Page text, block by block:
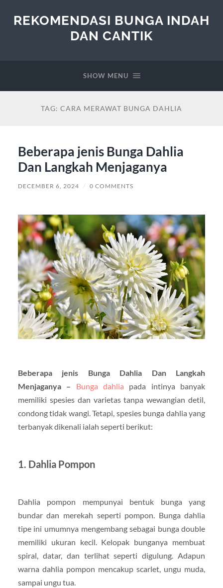
REKOMENDASI BUNGA INDAH
DAN CANTIK
SHOW MENU
TAG: CARA MERAWAT BUNGA DAHLIA
Beberapa jenis Bunga Dahlia
Dan Langkah Menjaganya
DECEMBER 6, 2024 / 0 COMMENTS
Beberapa jenis Bunga Dahlia Dan Langkah
Menjaganya – Bunga dahlia pada intinya banyak
memiliki spesies dan varietas tanpa wewangian detil,
condong tidak wangi. Tetapi, spesies bunga dahlia yang
terbanyak dikenali ialah seperti berikut:
1. Dahlia Pompon
Dahlia pompon mempunyai bentuk bunga yang
bundar dan merekah seperti pompon. Bunga dahlia
tipe ini umumnya mengembang sebagai bunga double
memiliki ukuran kecil. Kelopak bunganya membuat
spiral, datar, dan terlihat seperti digulung. Adapun
warna dahlia pompon mencakup scarlet, ungu muda,
sampai ungu tua.